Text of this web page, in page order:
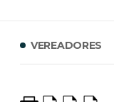
VEREADORES